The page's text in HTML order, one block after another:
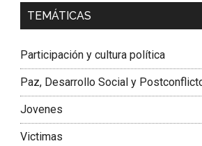
Dra. Carolina Corcho Mejía,
Latinoamericana Sur,
TEMÁTICAS
Participación y cultura política
Paz, Desarrollo Social y
Jovenes
Victimas